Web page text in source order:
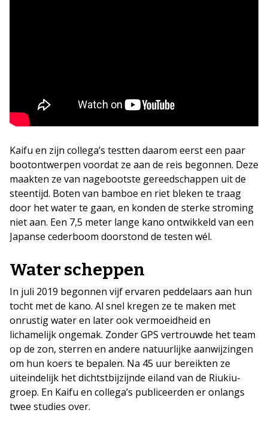
Kaifu en zijn collega’s testten daarom eerst een paar
bootontwerpen voordat ze aan de reis begonnen. Deze
maakten ze van nagebootste gereedschappen uit de
steentijd. Boten van bamboe en riet bleken te traag
door het water te gaan, en konden de sterke stroming
niet aan. Een 7,5 meter lange kano ontwikkeld van een
Japanse cederboom doorstond de testen wél.
Water scheppen
In juli 2019 begonnen vijf ervaren peddelaars aan hun
tocht met de kano. Al snel kregen ze te maken met
onrustig water en later ook vermoeidheid en
lichamelijk ongemak. Zonder GPS vertrouwde het team
op de zon, sterren en andere natuurlijke aanwijzingen
om hun koers te bepalen. Na 45 uur bereikten ze
uiteindelijk het dichtstbijzijnde eiland van de Riukiu-
groep. En Kaifu en collega’s publiceerden er onlangs
twee studies over.